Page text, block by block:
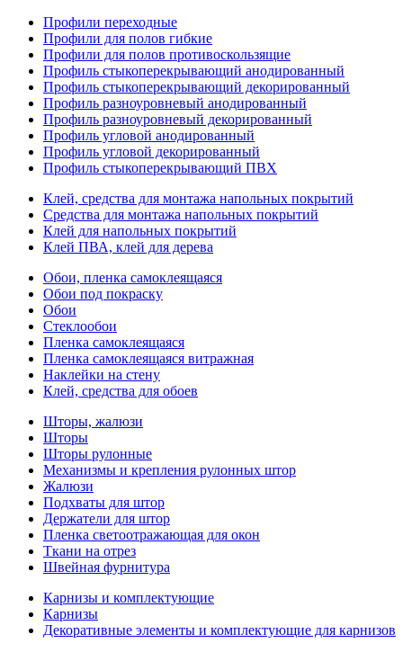
Профили переходные
Профили для полов гибкие
Профили для полов противоскользящие
Профиль стыкоперекрывающий анодированный
Профиль стыкоперекрывающий декорированный
Профиль разноуровневый анодированный
Профиль разноуровневый декорированный
Профиль угловой анодированный
Профиль угловой декорированный
Профиль стыкоперекрывающий ПВХ
Клей, средства для монтажа напольных покрытий
Средства для монтажа напольных покрытий
Клей для напольных покрытий
Клей ПВА, клей для дерева
Обои, пленка самоклеящаяся
Обои под покраску
Обои
Стеклообои
Пленка самоклеящаяся
Пленка самоклеящаяся витражная
Наклейки на стену
Клей, средства для обоев
Шторы, жалюзи
Шторы
Шторы рулонные
Механизмы и крепления рулонных штор
Жалюзи
Подхваты для штор
Держатели для штор
Пленка светоотражающая для окон
Ткани на отрез
Швейная фурнитура
Карнизы и комплектующие
Карнизы
Декоративные элементы и комплектующие для карнизов